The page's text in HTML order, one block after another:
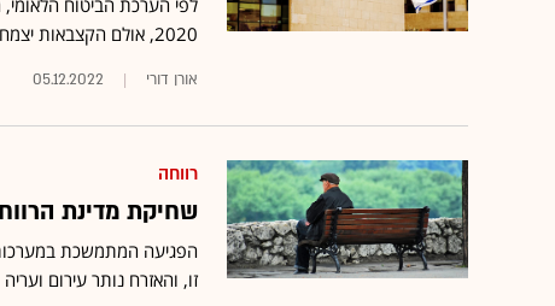
2020, אולם הקצבאות יצמחו בשיעור של כ-9.5% בלבד
אורן דורי 05.12.2022
רווחה
שחיקת מדינת
הפגיעה המתמשכת
זו, והאזרח נותר עירום ועריה